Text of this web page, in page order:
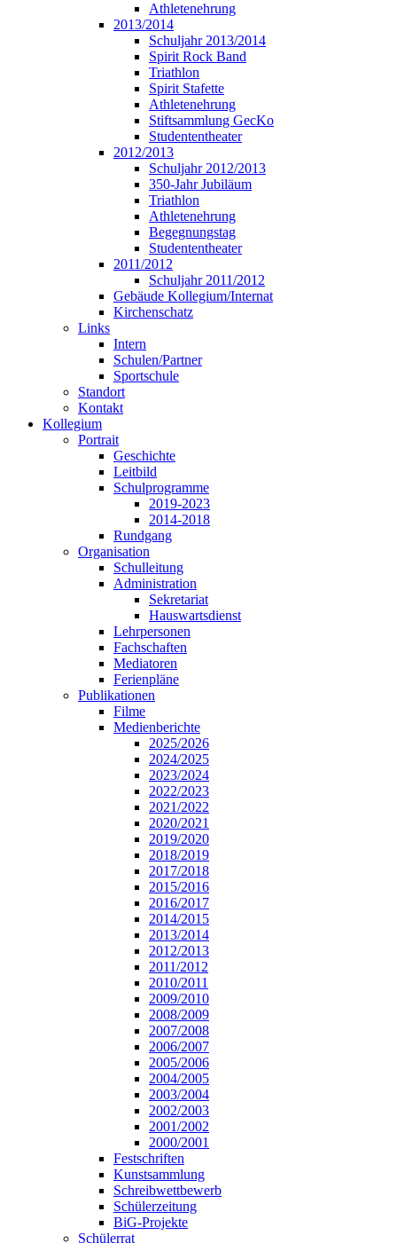
Athletenehrung
2013/2014
Schuljahr 2013/2014
Spirit Rock Band
Triathlon
Spirit Stafette
Athletenehrung
Stiftsammlung GecKo
Studententheater
2012/2013
Schuljahr 2012/2013
350-Jahr Jubiläum
Triathlon
Athletenehrung
Begegnungstag
Studententheater
2011/2012
Schuljahr 2011/2012
Gebäude Kollegium/Internat
Kirchenschatz
Links
Intern
Schulen/Partner
Sportschule
Standort
Kontakt
Kollegium
Portrait
Geschichte
Leitbild
Schulprogramme
2019-2023
2014-2018
Rundgang
Organisation
Schulleitung
Administration
Sekretariat
Hauswartsdienst
Lehrpersonen
Fachschaften
Mediatoren
Ferienpläne
Publikationen
Filme
Medienberichte
2025/2026
2024/2025
2023/2024
2022/2023
2021/2022
2020/2021
2019/2020
2018/2019
2017/2018
2015/2016
2016/2017
2014/2015
2013/2014
2012/2013
2011/2012
2010/2011
2009/2010
2008/2009
2007/2008
2006/2007
2005/2006
2004/2005
2003/2004
2002/2003
2001/2002
2000/2001
Festschriften
Kunstsammlung
Schreibwettbewerb
Schülerzeitung
BiG-Projekte
Schülerrat